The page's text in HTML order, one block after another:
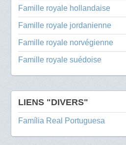
Famille royale hollandaise
Famille royale jordanienne
Famille royale norvégienne
Famille royale suédoise
LIENS "DIVERS"
Família Real Portuguesa